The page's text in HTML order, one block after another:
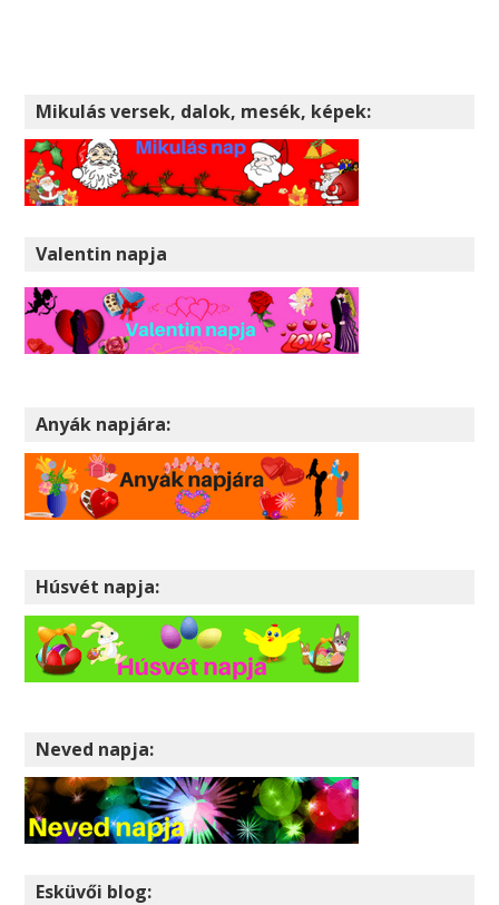
Mikulás versek, dalok, mesék, képek:
Valentin napja
Anyák napjára:
Húsvét napja:
Neved napja:
Esküvői blog: